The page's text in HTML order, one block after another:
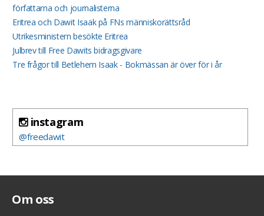
författarna och journalisterna
Eritrea och Dawit Isaak på FNs människorättsråd
Utrikesministern besökte Eritrea
Julbrev till Free Dawits bidragsgivare
Tre frågor till Betlehem Isaak - Bokmässan är över för i år
instagram
@freedawit
Om oss